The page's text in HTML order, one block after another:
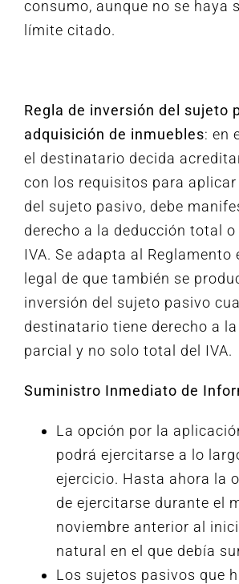
consumo, aunque no se haya
límite citado.
Regla de inversión del sujeto
adquisición de inmuebles: en
el destinatario decida
con los requisitos para
del sujeto pasivo, debe
derecho a la deducción total o
IVA. Se adapta al Reglamento
legal de que también se
inversión del sujeto pasivo
destinatario tiene derecho a
parcial y no solo total del IVA.
Suministro Inmediato de
La opción por la
podrá ejercitarse a lo
ejercicio. Hasta ahora la
de ejercitarse durante el
noviembre anterior al
natural en el que debía
Los sujetos pasivos que